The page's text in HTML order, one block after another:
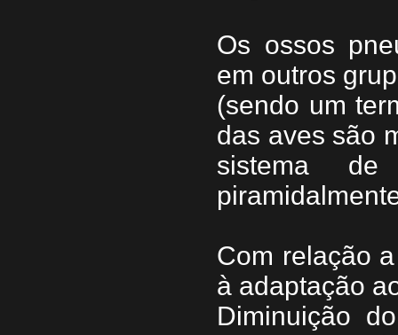
Os ossos
em outros
(sendo um
das aves são
sistema de
Com relação
à adaptação
Diminuição